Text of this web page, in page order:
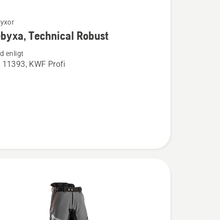
Technical Robust
enligt
11393, KWF Profi